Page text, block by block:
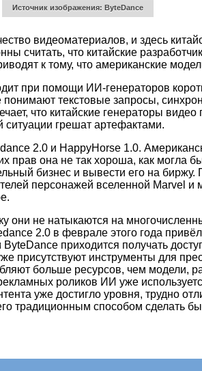
Источник изображения: ByteDance
видеоматериалов, и здесь
считать, что китайские
к тому, что американские
при помощи ИИ-генераторов
текстовые запросы,
что китайские генераторы
ситуации грешат артефактами.
2.0 и HappyHorse 1.0.
прав она не так хороша, как могла
бизнес и вывести его на
персонажей вселенной Marvel
они не натыкаются на
2.0 в феврале этого года
приходится получать
присутствуют инструменты для
больше ресурсов, чем модели,
роликов ИИ уже
уже достигло уровня, трудно
традиционным способом сделать